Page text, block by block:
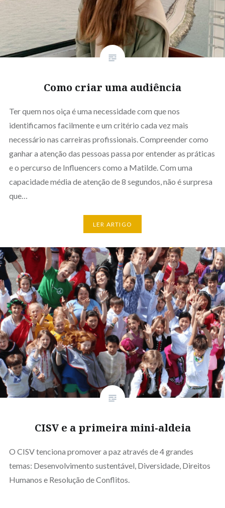
Como criar uma audiência
Ter quem nos oiça é uma necessidade com que nos
identificamos facilmente e um critério cada vez mais
necessário nas carreiras profissionais. Compreender como
ganhar a atenção das pessoas passa por entender as práticas
e o percurso de Influencers como a Matilde. Com uma
capacidade média de atenção de 8 segundos, não é surpresa
que…
LER ARTIGO
CISV e a primeira mini-aldeia
O CISV tenciona promover a paz através de 4 grandes
temas: Desenvolvimento sustentável, Diversidade, Direitos
Humanos e Resolução de Conflitos.